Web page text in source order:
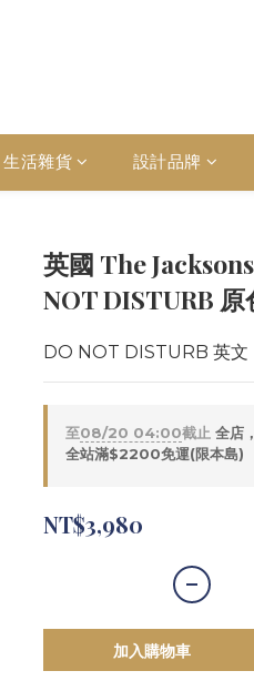
生活雜貨 設計品牌
英國 The
NOT DISTURB 原
DO NOT DISTURB 英文
至08/20 04:00截止 全店
全站滿$2200免運(限本島)
NT$3,980
加入購物車